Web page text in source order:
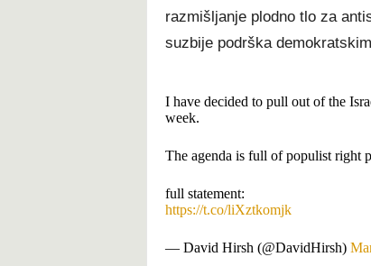
razmišljanje plodno tlo za
suzbije podrška
I have decided to pull out of the
week.
The agenda is full of populist right
full statement:
https://t.co/liXztkomjk
— David Hirsh (@DavidHirsh)